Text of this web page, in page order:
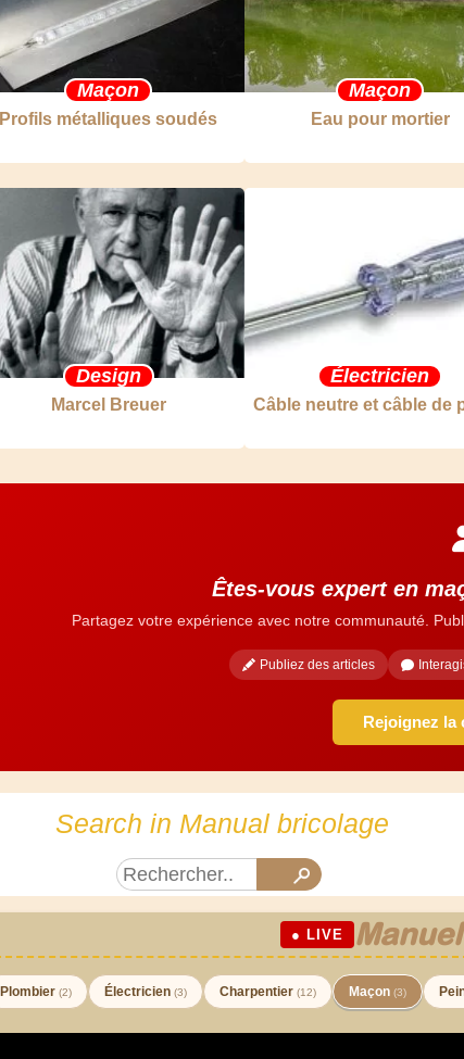
Maçon
Profils métalliques soudés
Maçon
Eau pour mortier
Design
Marcel Breuer
Électricien
Câble neutre et câble de
Êtes-vous expert en
Partagez votre expérience avec notre communauté.
Publiez des articles
Rejoignez la
Search in Manual bricolage
● LIVE
Plombier (2) Électricien (3) Charpentier (12) Maçon (3)